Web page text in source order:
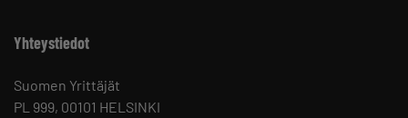
Yhteystiedot
Suomen Yrittäjät
PL 999, 00101 HELSINKI